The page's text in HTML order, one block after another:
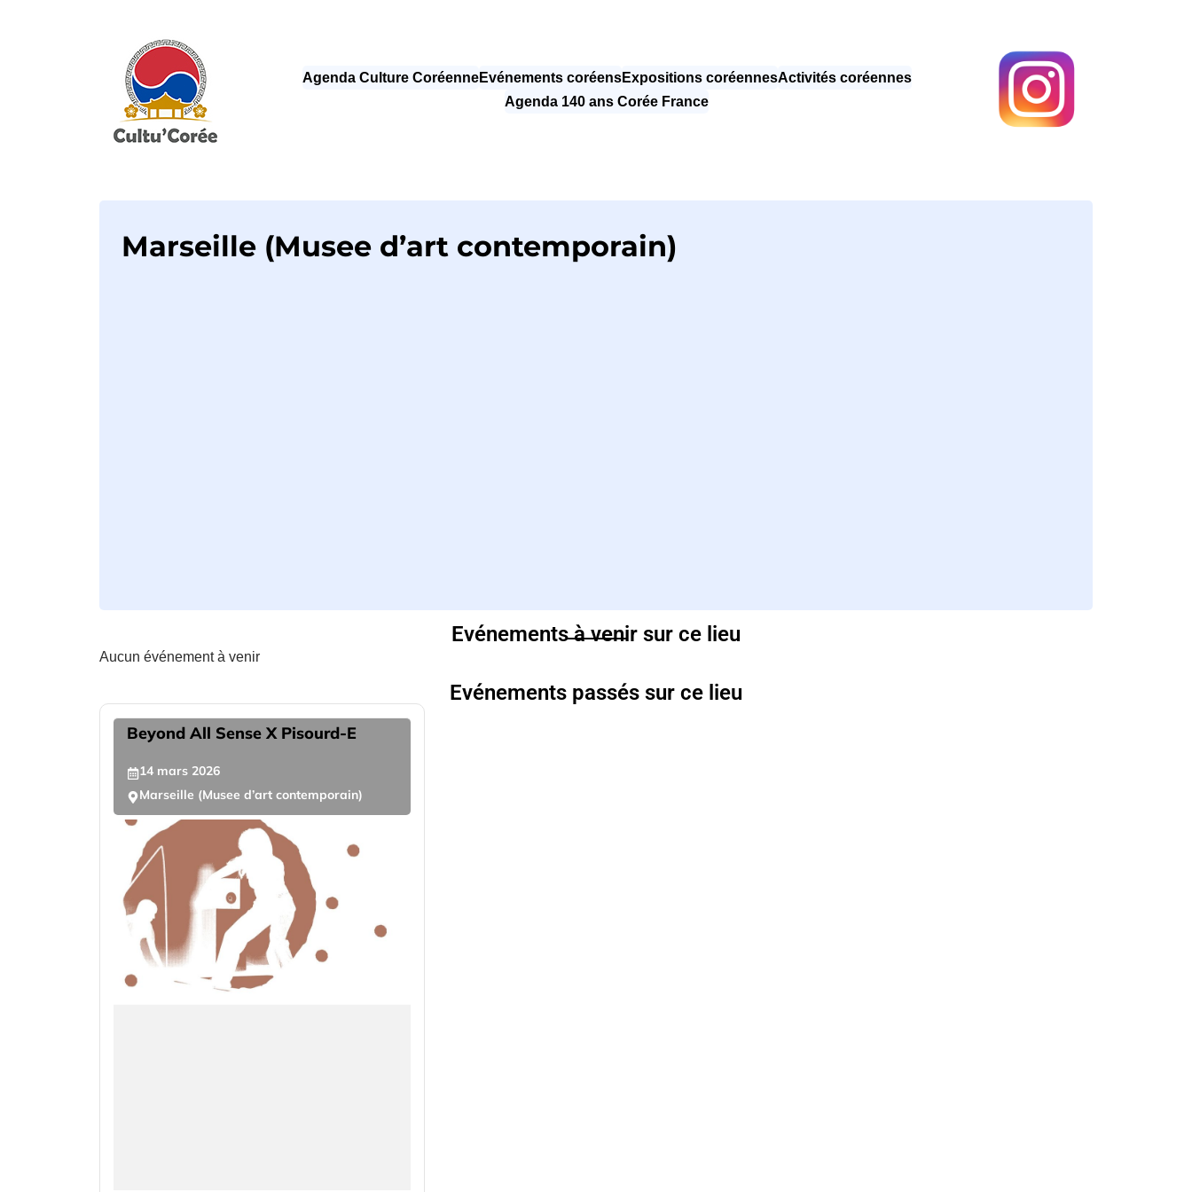
Agenda Culture CoréenneEvénements coréensExpositions coréennesActivités coréennes
Agenda 140 ans Corée France
Marseille (Musee d’art contemporain)
Evénements à venir sur ce lieu
Aucun événement à venir
Evénements passés sur ce lieu
Beyond All Sense X Pisourd-E
14 mars 2026
Marseille (Musee d’art contemporain)